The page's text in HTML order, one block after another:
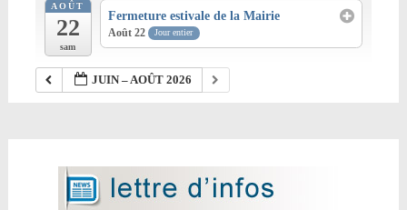
AOÛT
22
sam
Fermeture estivale de la Mairie
Août 22 Jour entier
JUIN – AOÛT 2026